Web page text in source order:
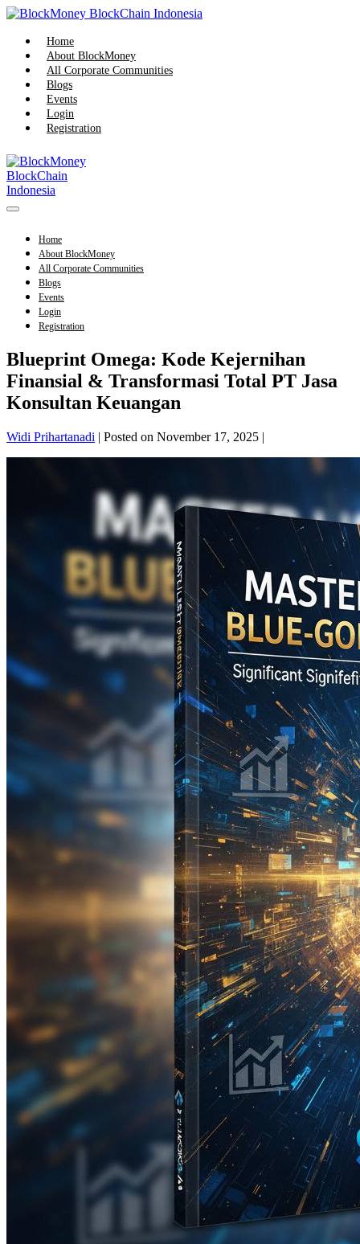
Skip
content
Home
About BlockMoney
All Corporate Communities
Blogs
Events
Login
Registration
Menu
Home
About BlockMoney
All Corporate Communities
Blogs
Events
Login
Registration
Blueprint Omega: Kode Kejernihan
Finansial & Transformasi Total PT Jasa
Konsultan Keuangan
Widi Prihartanadi | Posted on November 17, 2025 |